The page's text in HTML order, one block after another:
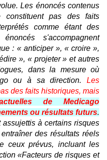
Les énoncés contenus
pas des faits
comme étant des
s'accompagnent
: « anticiper », « croire »,
», « projeter » et autres
dans la mesure où
ou à sa direction. Les
des faits historiques, mais
de Medicago
ou résultats futurs.
à certains risques
des résultats réels
ceux prévus, incluant les
«Facteurs de risques et